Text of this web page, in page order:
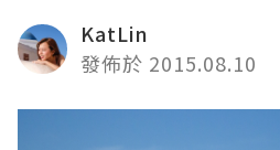
KatLin
發佈於 2015.08.10